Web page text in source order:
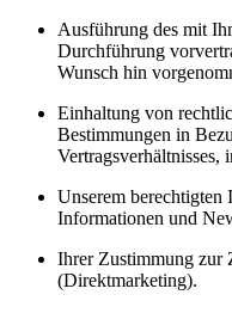
Ausführung des mit
Durchführung
Wunsch hin
Einhaltung von
Bestimmungen in
Vertragsverhältnisses,
Unserem berechtigten
Informationen und
Ihrer Zustimmung zur
(Direktmarketing).